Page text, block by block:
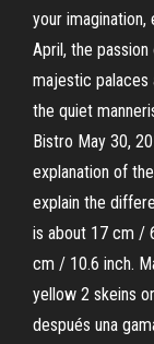
your
April, the
majestic palaces
the quiet
Bistro May 30,
explanation of
explain the
is about 17 cm /
cm / 10.6 inch.
yellow 2 skeins
después una